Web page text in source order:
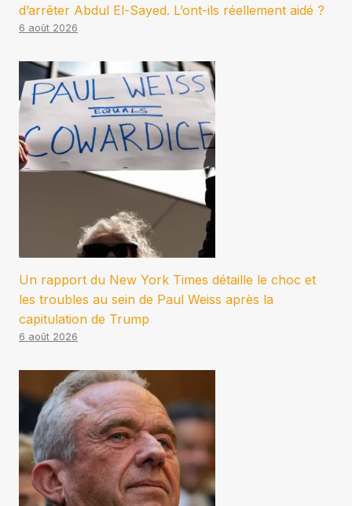
d’arrêter Abdul El-Sayed. L’ont-ils réellement aidé ?
6 août 2026
Un rapport du New York Times détaille le choc et
les troubles au sein de Paul Weiss après la
capitulation de Trump
6 août 2026